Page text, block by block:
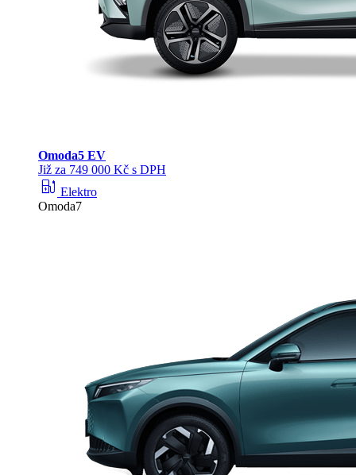
Omoda5 EV
Již za 749 000 Kč s DPH
ev_station Elektro
Omoda7